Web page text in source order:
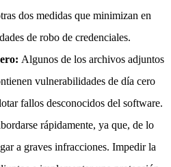
dos medidas que minimizan en
de robo de credenciales.
Algunos de los archivos adjuntos
vulnerabilidades de día cero
fallos desconocidos del software.
rápidamente, ya que, de lo
a graves infracciones. Impedir la